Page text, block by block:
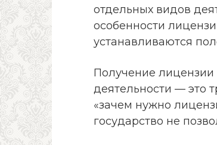
отдельных видов
особенности
устанавливаются
Получение
деятельности — это
«зачем нужно
государство не